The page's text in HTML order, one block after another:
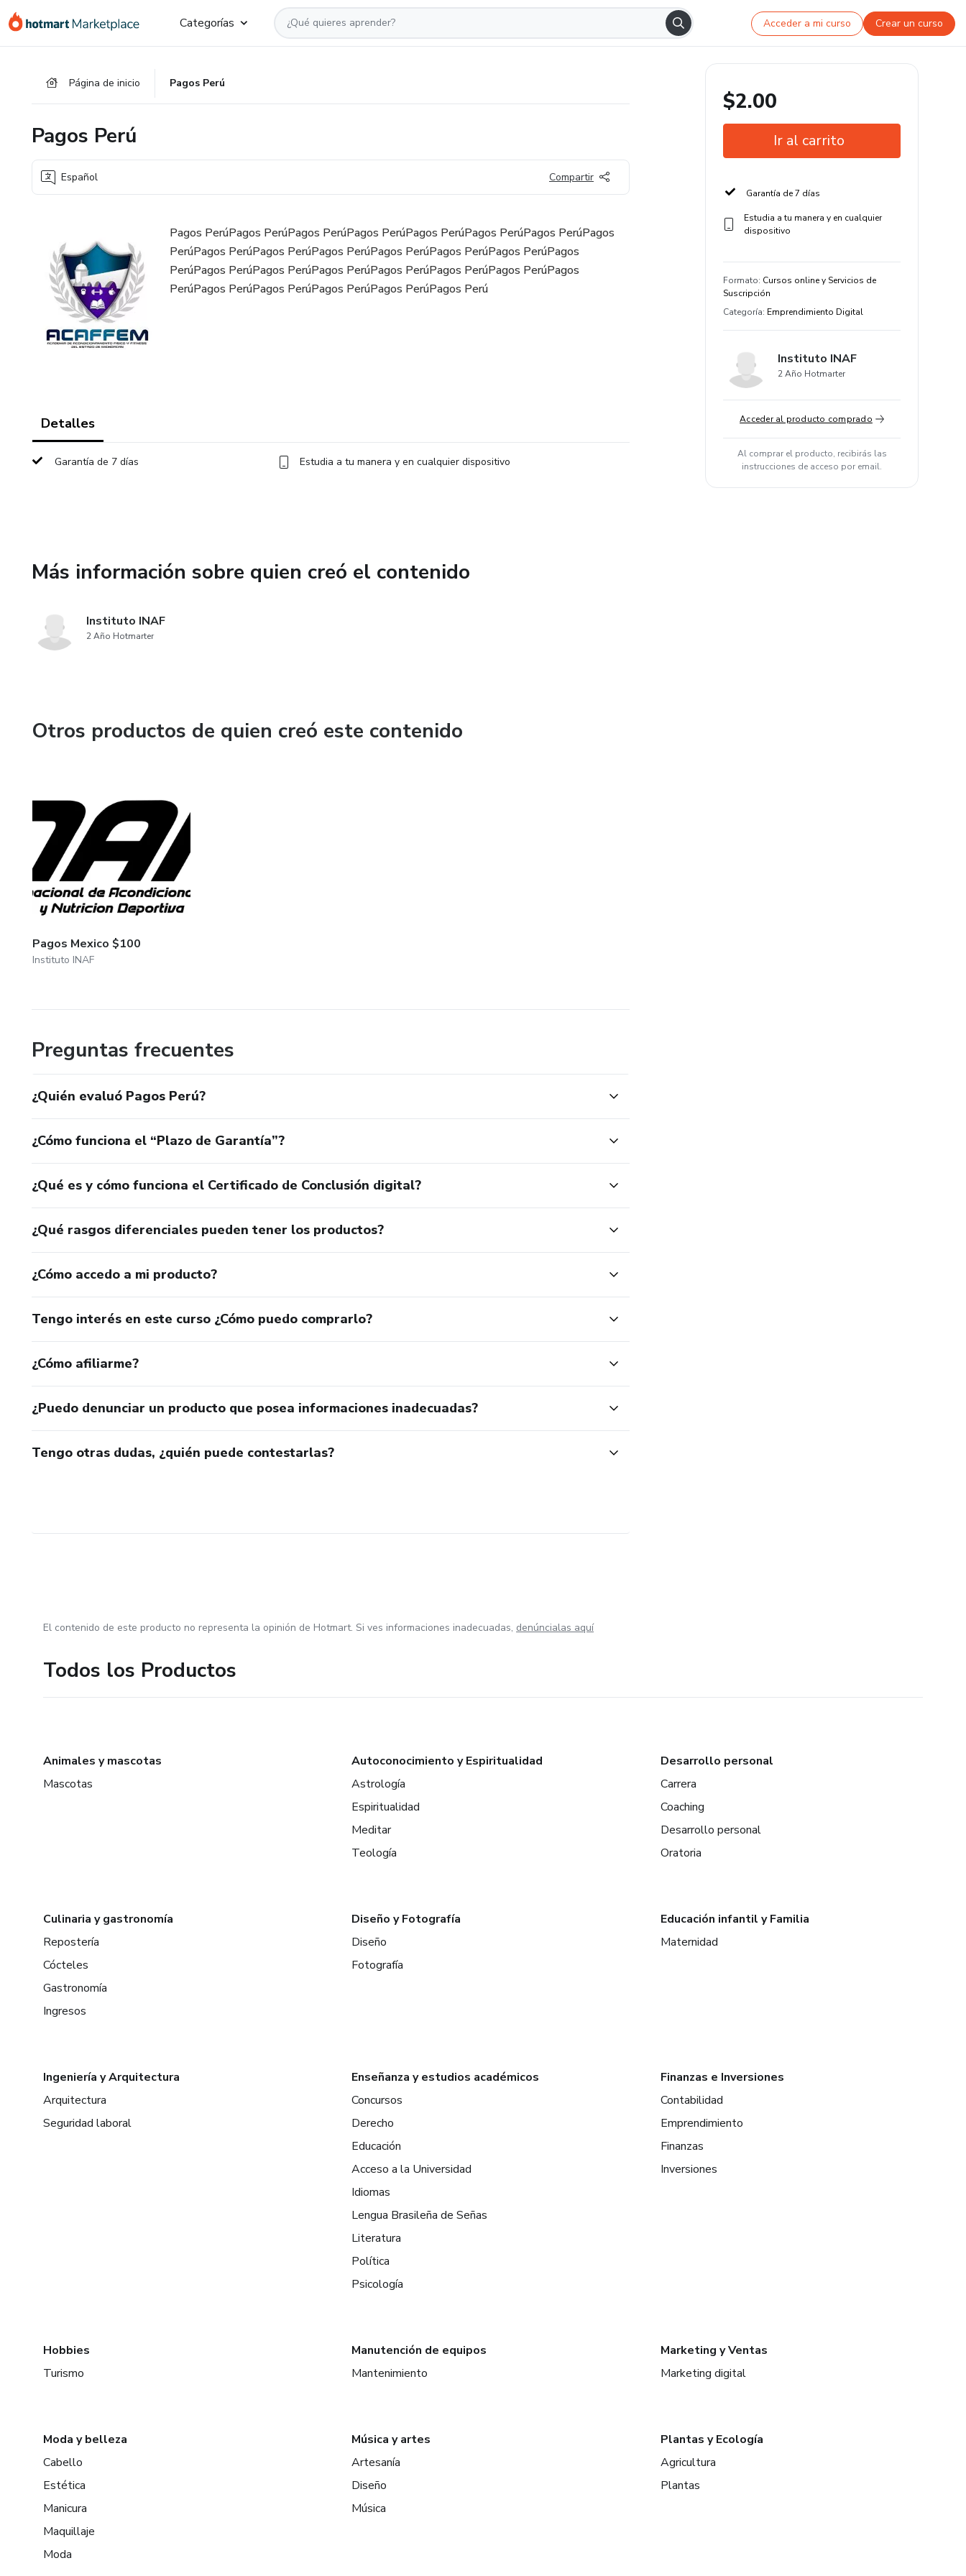
Categorías Acceder a mi curso Crear un curso
Página de inicio Pagos Perú
Pagos Perú
Español Compartir
Pagos PerúPagos PerúPagos PerúPagos PerúPagos PerúPagos PerúPagos PerúPagos
PerúPagos PerúPagos PerúPagos PerúPagos PerúPagos PerúPagos PerúPagos
PerúPagos PerúPagos PerúPagos PerúPagos PerúPagos PerúPagos PerúPagos
PerúPagos PerúPagos PerúPagos PerúPagos PerúPagos Perú
Detalles
Garantía de 7 días Estudia a tu manera y en cualquier dispositivo
Más información sobre quien creó el contenido
Instituto INAF
2 Año Hotmarter
Otros productos de quien creó este contenido
Pagos Mexico $100
Instituto INAF
Preguntas frecuentes
¿Quién evaluó Pagos Perú?
¿Cómo funciona el “Plazo de Garantía”?
¿Qué es y cómo funciona el Certificado de Conclusión digital?
¿Qué rasgos diferenciales pueden tener los productos?
¿Cómo accedo a mi producto?
Tengo interés en este curso ¿Cómo puedo comprarlo?
¿Cómo afiliarme?
¿Puedo denunciar un producto que posea informaciones inadecuadas?
Tengo otras dudas, ¿quién puede contestarlas?
$2.00
Ir al carrito
Garantía de 7 días
Estudia a tu manera y en cualquier
dispositivo
Formato: Cursos online y Servicios de
Suscripción
Categoría: Emprendimiento Digital
Instituto INAF
2 Año Hotmarter
Acceder al producto comprado
Al comprar el producto, recibirás las
instrucciones de acceso por email.
El contenido de este producto no representa la opinión de Hotmart. Si ves informaciones inadecuadas, denúncialas aquí
Todos los Productos
Animales y mascotas
Mascotas
Autoconocimiento y Espiritualidad
Astrología
Espiritualidad
Meditar
Teología
Desarrollo personal
Carrera
Coaching
Desarrollo personal
Oratoria
Culinaria y gastronomía
Repostería
Cócteles
Gastronomía
Ingresos
Diseño y Fotografía
Diseño
Fotografía
Educación infantil y Familia
Maternidad
Ingeniería y Arquitectura
Arquitectura
Seguridad laboral
Enseñanza y estudios académicos
Concursos
Derecho
Educación
Acceso a la Universidad
Idiomas
Lengua Brasileña de Señas
Literatura
Política
Psicología
Finanzas e Inversiones
Contabilidad
Emprendimiento
Finanzas
Inversiones
Hobbies
Turismo
Manutención de equipos
Mantenimiento
Marketing y Ventas
Marketing digital
Moda y belleza
Cabello
Estética
Manicura
Maquillaje
Moda
Música y artes
Artesanía
Diseño
Música
Plantas y Ecología
Agricultura
Plantas